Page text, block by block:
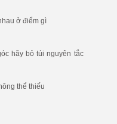
ở điểm gì
hãy bỏ túi nguyên tắc
thể thiếu